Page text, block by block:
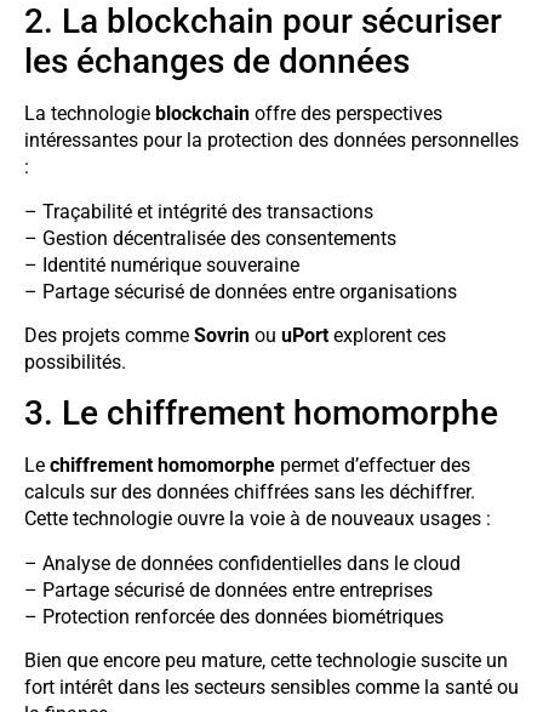
2. La blockchain pour sécuriser
les échanges de données
La technologie blockchain offre des perspectives
intéressantes pour la protection des données personnelles
:
– Traçabilité et intégrité des transactions
– Gestion décentralisée des consentements
– Identité numérique souveraine
– Partage sécurisé de données entre organisations
Des projets comme Sovrin ou uPort explorent ces
possibilités.
3. Le chiffrement homomorphe
Le chiffrement homomorphe permet d’effectuer des
calculs sur des données chiffrées sans les déchiffrer.
Cette technologie ouvre la voie à de nouveaux usages :
– Analyse de données confidentielles dans le cloud
– Partage sécurisé de données entre entreprises
– Protection renforcée des données biométriques
Bien que encore peu mature, cette technologie suscite un
fort intérêt dans les secteurs sensibles comme la santé ou